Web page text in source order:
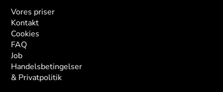
Vores priser
Kontakt
Cookies
FAQ
Job
Handelsbetingelser
& Privatpolitik